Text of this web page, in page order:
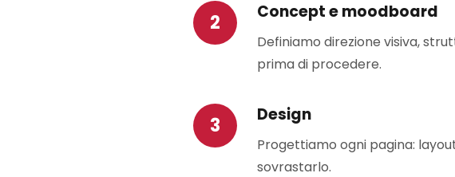
Concept e moodboard
Definiamo direzione visiva,
prima di procedere.
Design
Progettiamo ogni pagina:
sovrastarlo.